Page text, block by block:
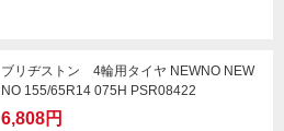
ブリヂストン 4輪用タイヤ NEWNO NEW
NO 155/65R14 075H PSR08422
6,808円